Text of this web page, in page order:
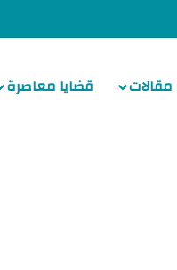
مقالات قضايا معاصرة